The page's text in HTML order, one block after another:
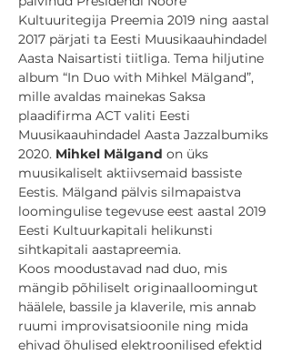
Kultuuritegija Preemia 2019 ning aastal
2017 pärjati ta Eesti Muusikaauhindadel
Aasta Naisartisti tiitliga. Tema hiljutine
album “In Duo with Mihkel Mälgand”,
mille avaldas mainekas Saksa
plaadifirma ACT valiti Eesti
Muusikaauhindadel Aasta Jazzalbumiks
2020. Mihkel Mälgand on üks
muusikaliselt aktiivsemaid bassiste
Eestis. Mälgand pälvis silmapaistva
loomingulise tegevuse eest aastal 2019
Eesti Kultuurkapitali helikunsti
sihtkapitali aastapreemia.
Koos moodustavad nad duo, mis
mängib põhiliselt originaalloomingut
häälele, bassile ja klaverile, mis annab
ruumi improvisatsioonile ning mida
ehivad õhulised elektroonilised efektid